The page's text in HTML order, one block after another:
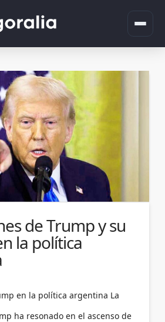
de Trump y su
la política
en la política argentina La
ha resonado en el ascenso de